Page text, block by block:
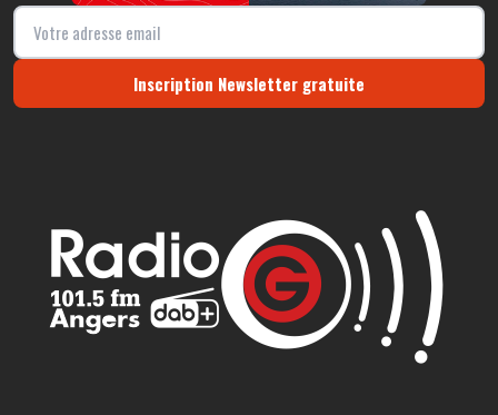
Inscription Newsletter gratuite